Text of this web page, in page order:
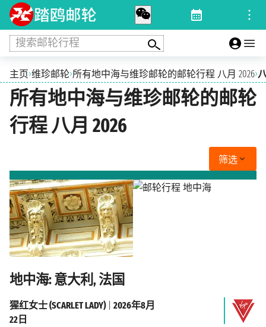
搜索邮轮行程
主页›维珍邮轮›所有地中海与维珍邮轮的邮轮行程 八月 2026›
所有地中海与维珍邮轮的邮轮
行程 八月 2026
筛选
地中海: 意大利, 法国
猩红女士 (SCARLET LADY)| 2026年8月
22日